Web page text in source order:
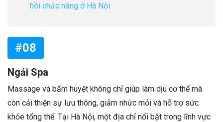
hồi chức năng ở Hà Nội
#08
Ngải Spa
Massage và bấm huyệt không chỉ giúp làm dịu cơ thể mà
còn cải thiện sự lưu thông, giảm nhức mỏi và hỗ trợ sức
khỏe tổng thể. Tại Hà Nội, một địa chỉ nổi bật trong lĩnh vực